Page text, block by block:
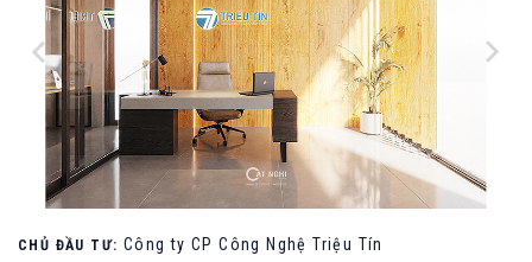
CHỦ ĐẦU TƯ: Công ty CP Công Nghệ Triệu Tín